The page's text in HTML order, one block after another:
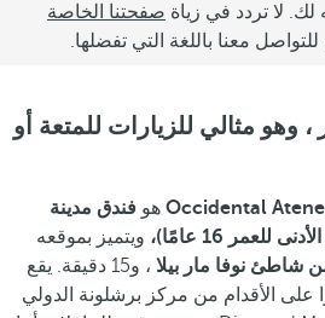
لك. لا تردد في زياة صفحتنا الخاصة
للتواصل معنا باللغة التي تفضلها.
، وهو مثالي للزيارات للمتعة أو
Occidental هو فندق مدينة
16 عامًا)،
ويتميز بموقعه
، و15 دقيقة. يقع
الأقدام من مركز برشلونة الدولي